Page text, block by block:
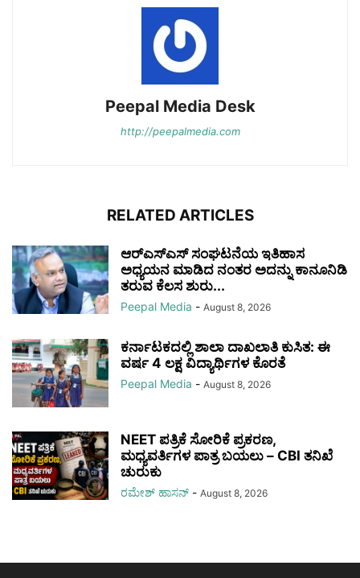
Peepal Media Desk
http://peepalmedia.com
RELATED ARTICLES
ಆರ್‌ಎಸ್‌ಎಸ್ ಸಂಘಟನೆಯ ಇತಿಹಾಸ
ಅಧ್ಯಯನ ಮಾಡಿದ ನಂತರ ಅದನ್ನು ಕಾನೂನಿಡಿ
ತರುವ ಕೆಲಸ ಶುರು...
Peepal Media - August 8, 2026
ಕರ್ನಾಟಕದಲ್ಲಿ ಶಾಲಾ ದಾಖಲಾತಿ ಕುಸಿತ: ಈ
ವರ್ಷ 4 ಲಕ್ಷ ವಿದ್ಯಾರ್ಥಿಗಳ ಕೊರತೆ
Peepal Media - August 8, 2026
NEET ಪತ್ರಿಕೆ ಸೋರಿಕೆ ಪ್ರಕರಣ,
ಮಧ್ಯವರ್ತಿಗಳ ಪಾತ್ರ ಬಯಲು – CBI ತನಿಖೆ
ಚುರುಕು
ರಮೇಶ್‌ ಹಾಸನ್‌ - August 8, 2026